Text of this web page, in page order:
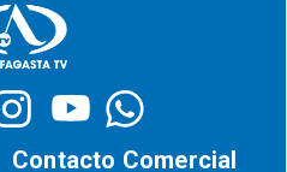
Contacto Comercial